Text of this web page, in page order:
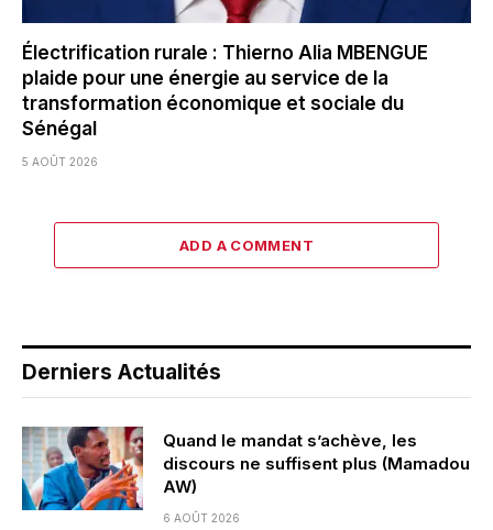
Électrification rurale : Thierno Alia MBENGUE
plaide pour une énergie au service de la
transformation économique et sociale du
Sénégal
5 AOÛT 2026
ADD A COMMENT
Derniers Actualités
Quand le mandat s’achève, les
discours ne suffisent plus (Mamadou
AW)
6 AOÛT 2026